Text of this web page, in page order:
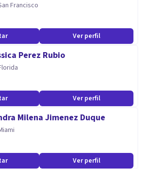
Francisco
Ver perfil
Perez Rubio
Ver perfil
Milena Jimenez Duque
Ver perfil